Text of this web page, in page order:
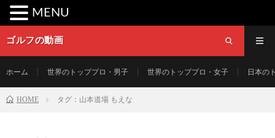
ゴルフの動画
ホーム 世界のトッププロ・男子 世界のトッププロ・女子 日本の
HOME タグ：山本道場 もえな
MENU